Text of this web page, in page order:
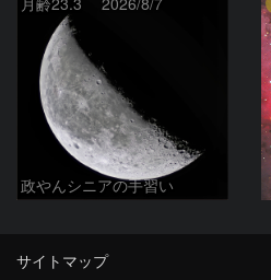
政やんシニアの手習い
サイトマップ